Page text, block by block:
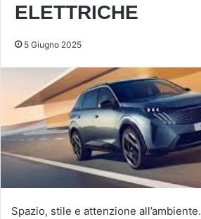
ELETTRICHE
5 Giugno 2025
Spazio, stile e attenzione all’ambiente.